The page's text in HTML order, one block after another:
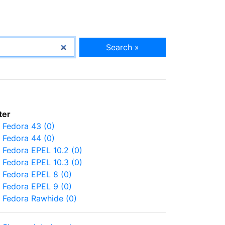
Search »
Fedora 43 (0)
Fedora 44 (0)
Fedora EPEL 10.2 (0)
Fedora EPEL 10.3 (0)
Fedora EPEL 8 (0)
Fedora EPEL 9 (0)
Fedora Rawhide (0)